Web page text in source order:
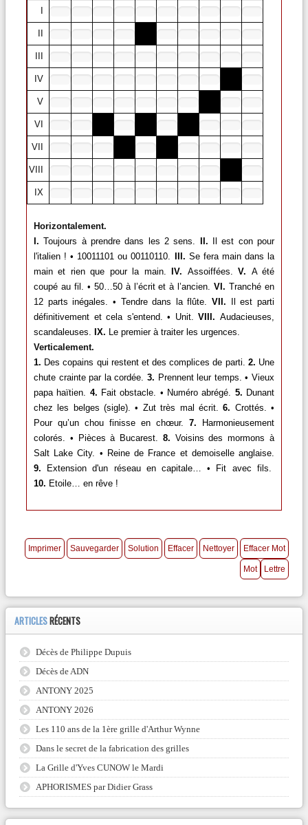
IV
V
VI
VII
VIII
IX
Horizontalement.
I. Toujours à prendre dans les 2 sens. II. Il est con pour
l'italien ! • 10011101 ou 00110110.
III. Se fera main dans la
main et rien que pour la main.
IV. Assoiffées. V. A été
coupé au fil. • 50…50 à l’écrit et à l’ancien. VI. Tranché en
12 parts inégales. • Tendre dans la flûte.
VII. Il est parti
définitivement et cela s'entend. • Unit.
VIII. Audacieuses,
scandaleuses.
IX. Le premier à traiter les urgences.
Verticalement.
1. Des copains qui restent et des complices de parti. 2. Une
chute crainte par la cordée. 3. Prennent leur temps. • Vieux
papa haïtien.
4. Fait obstacle. • Numéro abrégé. 5. Dunant
chez les belges (sigle). • Zut très mal écrit.
6. Crottés. •
Pour qu’un chou finisse en chœur.
7. Harmonieusement
colorés. • Pièces à Bucarest.
8. Voisins des mormons à
Salt Lake City. • Reine de France et demoiselle anglaise.
9. Extension d'un réseau en capitale… • Fit avec fils.
10. Etoile… en rêve !
ARTICLESRÉCENTS
Décès de Philippe Dupuis
Décès de ADN
ANTONY 2025
ANTONY 2026
Les 110 ans de la 1ère grille d'Arthur Wynne
Dans le secret de la fabrication des grilles
La Grille d'Yves CUNOW le Mardi
APHORISMES par Didier Grass